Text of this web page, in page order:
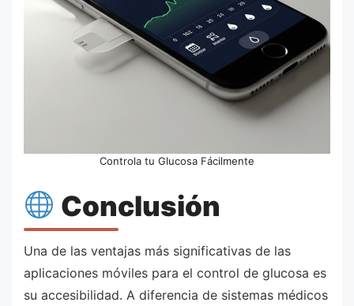
Controla tu Glucosa Fácilmente
Conclusión
Una de las ventajas más significativas de las
aplicaciones móviles para el control de glucosa es
su accesibilidad. A diferencia de sistemas médicos